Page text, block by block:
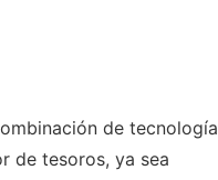
de tecnología
de tesoros, ya sea